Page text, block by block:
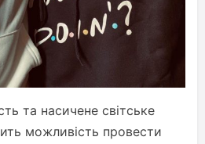
та насичене світське
можливість провести